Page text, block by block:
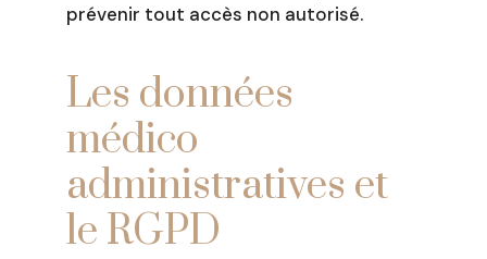
prévenir tout accès non autorisé.
Les données
médico
administratives et
le RGPD